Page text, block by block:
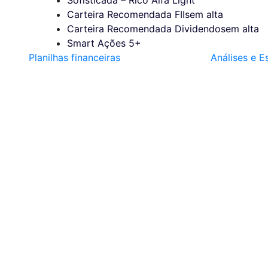
Carteira Recomendada FIIsem alta
Carteira Recomendada Dividendosem alta
Smart Ações 5+
Planilhas financeiras Análises e